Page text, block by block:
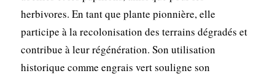
herbivores. En tant que plante pionnière, elle
participe à la recolonisation des terrains dégradés et
contribue à leur régénération. Son utilisation
historique comme engrais vert souligne son